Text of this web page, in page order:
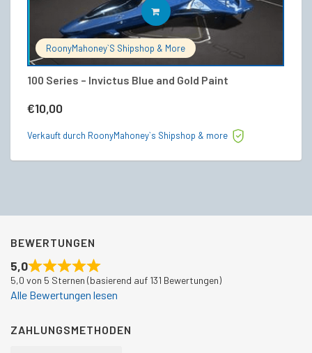
RoonyMahoney`s Shipshop & More
100 Series – Invictus Blue and Gold Paint
€10,00
IN DEN WARENKORB
Verkauft durch RoonyMahoney`s Shipshop & more
BEWERTUNGEN
5,0
5,0 von 5 Sternen (basierend auf 131 Bewertungen)
Alle Bewertungen lesen
ZAHLUNGSMETHODEN